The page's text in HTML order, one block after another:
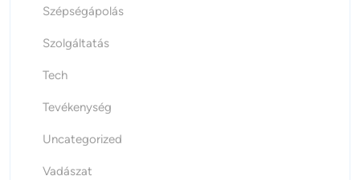
Szépségápolás
Szolgáltatás
Tech
Tevékenység
Uncategorized
Vadászat